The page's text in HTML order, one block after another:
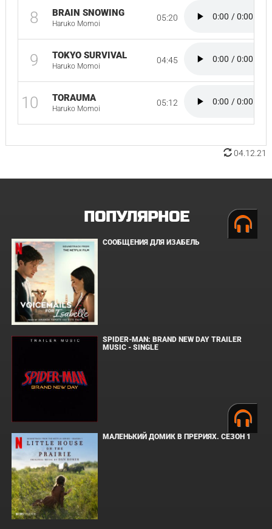
8 BRAIN SNOWING
Haruko Momoi
05:20
9 TOKYO SURVIVAL
Haruko Momoi
04:45
10 TORAUMA
Haruko Momoi
05:12
04.12.21
ПОПУЛЯРНОЕ
СООБЩЕНИЯ ДЛЯ ИЗАБЕЛЬ
SPIDER-MAN: BRAND NEW DAY TRAILER
MUSIC - SINGLE
МАЛЕНЬКИЙ ДОМИК В ПРЕРИЯХ. СЕЗОН 1